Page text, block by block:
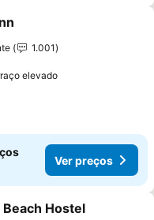
aos favoritos
1.001
elevado
Ver preços
aos favoritos
Beach Hostel